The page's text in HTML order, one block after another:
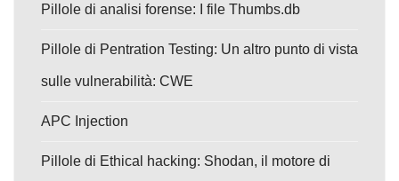
Pillole di analisi forense: I file Thumbs.db
Pillole di Pentration Testing: Un altro punto di vista
sulle vulnerabilità: CWE
APC Injection
Pillole di Ethical hacking: Shodan, il motore di